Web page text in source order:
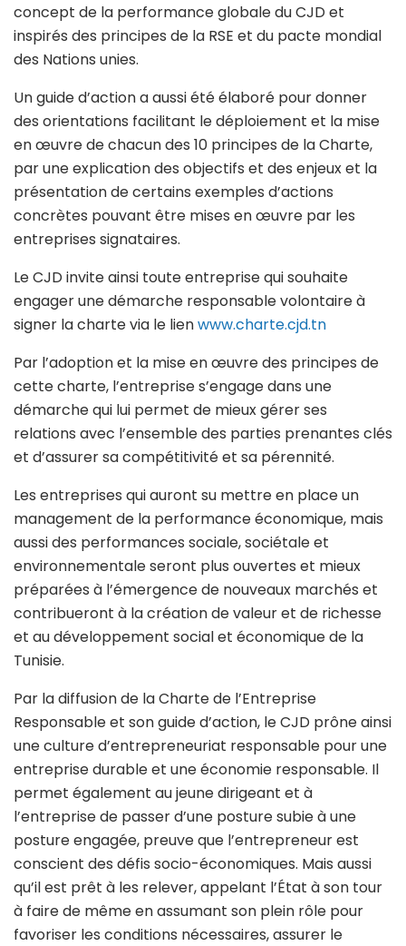
concept de la performance globale du CJD et
inspirés des principes de la RSE et du pacte mondial
des Nations unies.
Un guide d’action a aussi été élaboré pour donner
des orientations facilitant le déploiement et la mise
en œuvre de chacun des 10 principes de la Charte,
par une explication des objectifs et des enjeux et la
présentation de certains exemples d’actions
concrètes pouvant être mises en œuvre par les
entreprises signataires.
Le CJD invite ainsi toute entreprise qui souhaite
engager une démarche responsable volontaire à
signer la charte via le lienwww.charte.cjd.tn
Par l’adoption et la mise en œuvre des principes de
cette charte, l’entreprise s’engage dans une
démarche qui lui permet de mieux gérer ses
relations avec l’ensemble des parties prenantes clés
et d’assurer sa compétitivité et sa pérennité.
Les entreprises qui auront su mettre en place un
management de la performance économique, mais
aussi des performances sociale, sociétale et
environnementale seront plus ouvertes et mieux
préparées à l’émergence de nouveaux marchés et
contribueront à la création de valeur et de richesse
et au développement social et économique de la
Tunisie.
Par la diffusion de la Charte de l’Entreprise
Responsable et son guide d’action, le CJD prône ainsi
une culture d’entrepreneuriat responsable pour une
entreprise durable et une économie responsable. Il
permet également au jeune dirigeant et à
l’entreprise de passer d’une posture subie à une
posture engagée, preuve que l’entrepreneur est
conscient des défis socio-économiques. Mais aussi
qu’il est prêt à les relever, appelant l’État à son tour
à faire de même en assumant son plein rôle pour
favoriser les conditions nécessaires, assurer le